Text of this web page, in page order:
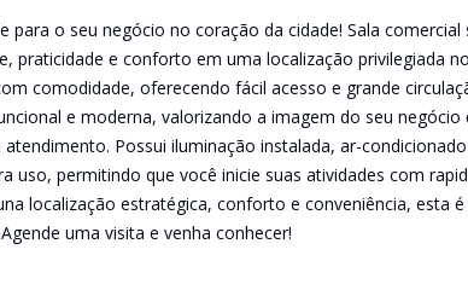
para o seu negócio no coração da cidade! Sala
praticidade e conforto em uma localização privilegiada
comodidade, oferecendo fácil acesso e grande
e moderna, valorizando a imagem do seu
Possui iluminação instalada, ar-
uso, permitindo que você inicie suas atividades com
localização estratégica, conforto e conveniência, esta
uma visita e venha conhecer!